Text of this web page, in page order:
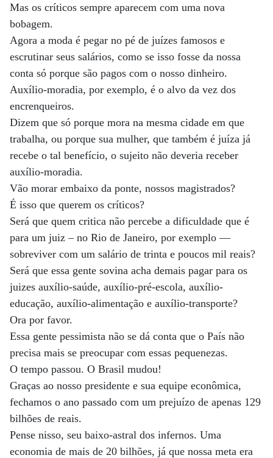
Mas os críticos sempre aparecem com uma nova
bobagem.
Agora a moda é pegar no pé de juízes famosos e
escrutinar seus salários, como se isso fosse da nossa
conta só porque são pagos com o nosso dinheiro.
Auxílio-moradia, por exemplo, é o alvo da vez dos
encrenqueiros.
Dizem que só porque mora na mesma cidade em que
trabalha, ou porque sua mulher, que também é juíza já
recebe o tal benefício, o sujeito não deveria receber
auxílio-moradia.
Vão morar embaixo da ponte, nossos magistrados?
É isso que querem os críticos?
Será que quem critica não percebe a dificuldade que é
para um juiz – no Rio de Janeiro, por exemplo —
sobreviver com um salário de trinta e poucos mil reais?
Será que essa gente sovina acha demais pagar para os
juizes auxílio-saúde, auxílio-pré-escola, auxílio-
educação, auxílio-alimentação e auxílio-transporte?
Ora por favor.
Essa gente pessimista não se dá conta que o País não
precisa mais se preocupar com essas pequenezas.
O tempo passou. O Brasil mudou!
Graças ao nosso presidente e sua equipe econômica,
fechamos o ano passado com um prejuízo de apenas 129
bilhões de reais.
Pense nisso, seu baixo-astral dos infernos. Uma
economia de mais de 20 bilhões, já que nossa meta era